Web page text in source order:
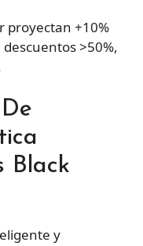
proyectan +10%
>50%,
Black
y